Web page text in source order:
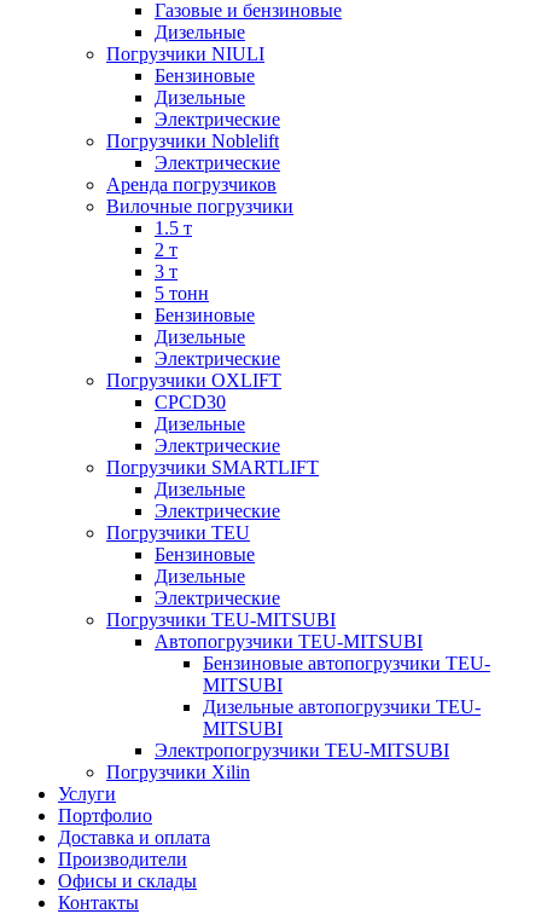
Газовые и бензиновые
Дизельные
Погрузчики NIULI
Бензиновые
Дизельные
Электрические
Погрузчики Noblelift
Электрические
Аренда погрузчиков
Вилочные погрузчики
1.5 т
2 т
3 т
5 тонн
Бензиновые
Дизельные
Электрические
Погрузчики OXLIFT
CPCD30
Дизельные
Электрические
Погрузчики SMARTLIFT
Дизельные
Электрические
Погрузчики TEU
Бензиновые
Дизельные
Электрические
Погрузчики TEU-MITSUBI
Автопогрузчики TEU-MITSUBI
Бензиновые автопогрузчики TEU-
MITSUBI
Дизельные автопогрузчики TEU-
MITSUBI
Электропогрузчики TEU-MITSUBI
Погрузчики Xilin
Услуги
Портфолио
Доставка и оплата
Производители
Офисы и склады
Контакты